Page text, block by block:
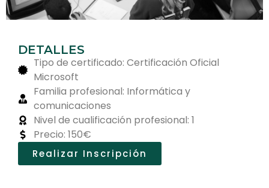
DETALLES
Tipo de certificado: Certificación Oficial
Microsoft
Familia profesional: Informática y
comunicaciones
Nivel de cualificación profesional: 1
Precio: 150€
Realizar Inscripción